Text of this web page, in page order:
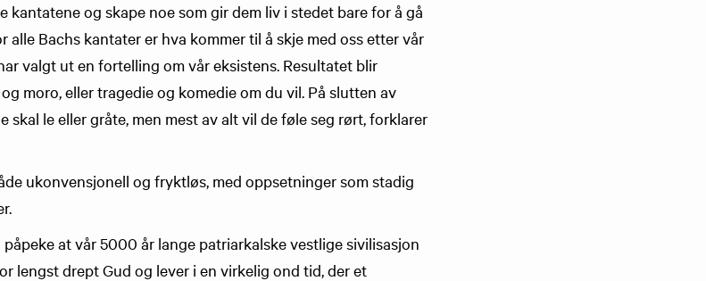
kantatene og skape noe som gir dem liv i stedet bare for å gå
alle Bachs kantater er hva kommer til å skje med oss etter vår
valgt ut en fortelling om vår eksistens. Resultatet blir
moro, eller tragedie og komedie om du vil. På slutten av
skal le eller gråte, men mest av alt vil de føle seg rørt, forklarer
ukonvensjonell og fryktløs, med oppsetninger som stadig
at vår 5000 år lange patriarkalske vestlige sivilisasjon
lengst drept Gud og lever i en virkelig ond tid, der et